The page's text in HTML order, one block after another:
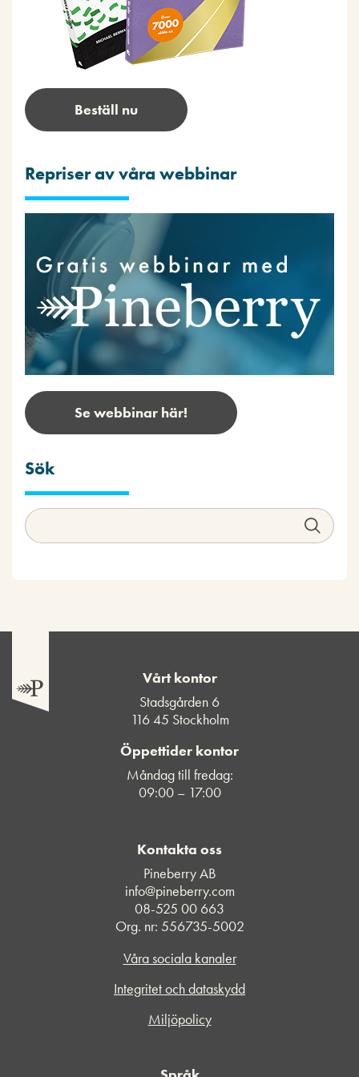
Beställ nu
Repriser av våra webbinar
Se webbinar här!
Sök
Vårt kontor
Stadsgården 6
116 45 Stockholm
Öppettider kontor
Måndag till fredag:
09:00 – 17:00
Kontakta oss
Pineberry AB
info@pineberry.com
08-525 00 663
Org. nr: 556735-5002
Våra sociala kanaler
Integritet och dataskydd
Miljöpolicy